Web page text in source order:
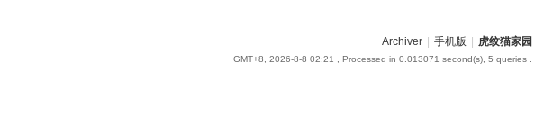
Archiver 手机版 虎纹猫家园
GMT+8, 2026-8-8 02:21 , Processed in 0.013071 second(s), 5 queries .